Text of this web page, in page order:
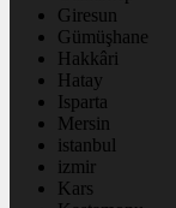
Giresun
Gümüşhane
Hakkâri
Hatay
Isparta
Mersin
istanbul
izmir
Kars